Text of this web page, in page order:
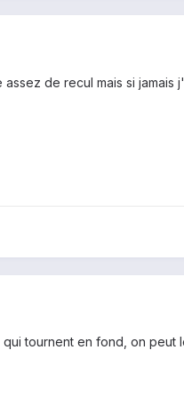
de recul mais si jamais
tournent en fond, on peut